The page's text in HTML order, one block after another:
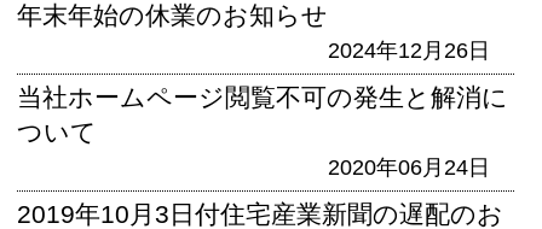
年末年始の休業のお知らせ
2024年12月26日
当社ホームページ閲覧不可の発生と解消に
ついて
2020年06月24日
2019年10月3日付住宅産業新聞の遅配のお